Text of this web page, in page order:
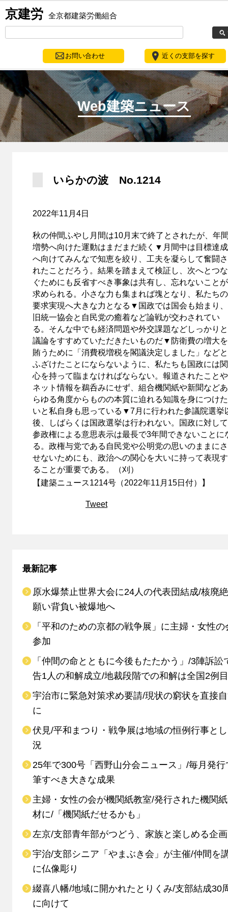
京建労 全京都建築労働組合
お問い合わせ 近くの支部を探す
Web建築ニュース
いらかの波 No.1214
2022年11月4日
秋の仲間ふやし月間は10月末で終了とされたが、年
増勢へ向けた運動はまだまだ続く▼月間中は目標達成
へ向けてみんなで知恵を絞り、工夫を凝らして奮闘さ
れたことだろう。結果を踏まえて検証し、次へとつな
ぐためにも反省すべき事象は共有し、忘れないことが
求められる。小さな力も集まれば塊となり、私たちの
要求実現へ大きな力となる▼国政では国会も始まり、
旧統一協会と自民党の癒着など論戦が交わされてい
る。そんな中でも経済問題や外交課題などしっかりと
議論をすすめていただきたいものだ▼防衛費の増大を
賄うために「消費税増税を閣議決定しました」などと
ふざけたことにならないように、私たちも国政には関
心を持って臨まなければならない。報道されたことや
ネット情報を鵜呑みにせず、組合機関紙や新聞などあ
らゆる角度からものの本質に迫れる知識を身につけた
いと私自身も思っている▼7月に行われた参議院選挙
後、しばらくは国政選挙は行われない。国政に対して
参政権による意思表示は最長で3年間できないことに
る。政権与党である自民党や公明党の思いのままにさ
せないためにも、政治への関心を大いに持って表現す
ることが重要である。（刈）
【建築ニュース1214号（2022年11月15日付）】
Tweet
最新記事
原水爆禁止世界大会に24人の代表団結成/核廃
願い背負い被爆地へ
「平和のための京都の戦争展」に主婦・女性の
参加
「仲間の命とともに今後もたたかう」/3陣訴訟
告1人の和解成立/地裁段階での和解は全国2例目
宇治市に緊急対策求め要請/現状の窮状を直接
に
伏見/平和まつり・戦争展は地域の恒例行事と
況
25年で300号「西野山分会ニュース」/毎月発行
筆すべき大きな成果
主婦・女性の会が機関紙教室/発行された機関
材に/「機関紙だせるかも」
左京/支部青年部がつどう、家族と楽しめる企
宇治/支部シニア「やまぶき会」が主催/仲間を
に仏像彫り
綴喜八幡/地域に開かれたとりくみ/支部結成30
に向けて